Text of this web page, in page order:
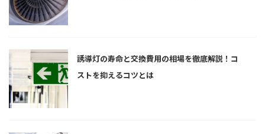
誘導灯の寿命と交換費用の相場を徹底解説！コ
ストを抑えるコツとは